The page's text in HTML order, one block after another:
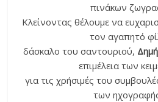
πινάκων
Κλείνοντας θέλουμε να
τον αγαπητό
δάσκαλο του σαντουριού,
επιμέλεια των
για τις χρήσιμές του
των